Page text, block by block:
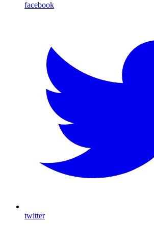
facebook
twitter